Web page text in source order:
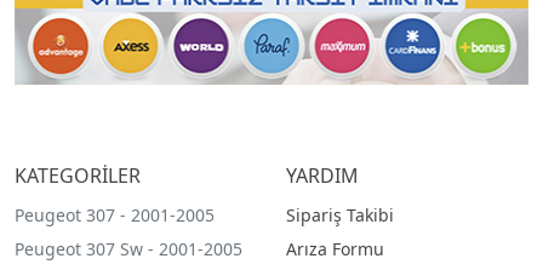
KATEGORİLER
Peugeot 307 - 2001-2005
Peugeot 307 Sw - 2001-2005
YARDIM
Sipariş Takibi
Arıza Formu